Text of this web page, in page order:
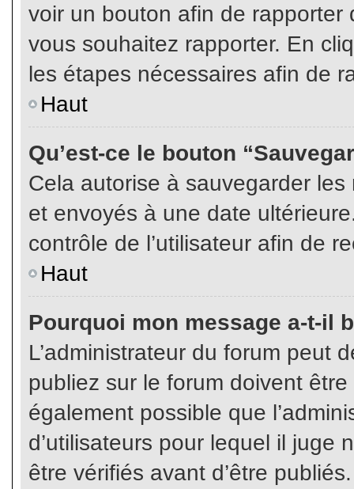
voir un bouton afin de
vous souhaitez rapporter. En
les étapes nécessaires afin de
Haut
Qu’est-ce le bouton
Cela autorise à sauvegarder
et envoyés à une date
contrôle de l’utilisateur afin de
Haut
Pourquoi mon message a-t-il
L’administrateur du forum peut
publiez sur le forum doivent
également possible que
d’utilisateurs pour lequel il juge
être vérifiés avant d’être